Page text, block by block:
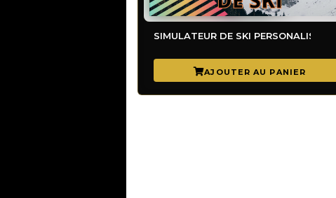
SIMULATEUR DE SKI PERSONALISABLE